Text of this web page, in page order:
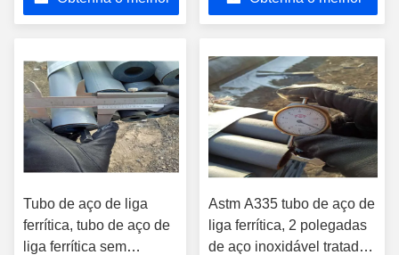
Tubo de aço de liga
ferrítica, tubo de aço de
liga ferrítica sem
Astm A335 tubo de aço de
liga ferrítica, 2 polegadas
de aço inoxidável tratado